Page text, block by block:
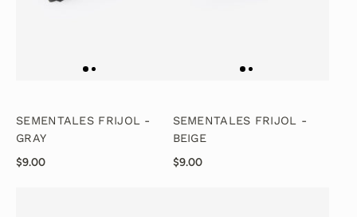
SEMENTALES FRIJOL -
GRAY
$9.00
SEMENTALES FRIJOL -
BEIGE
$9.00